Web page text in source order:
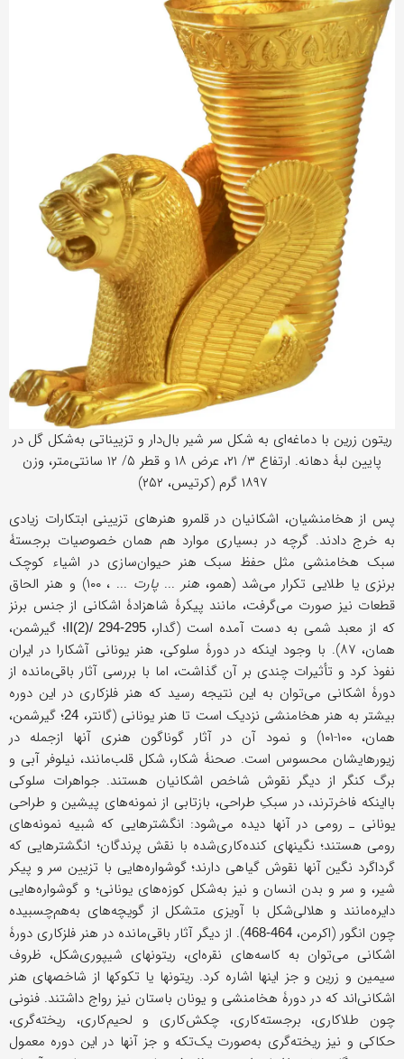
ریتون زرین با دماغه‌ای به شکل سر شیر بال‌دار و تزییناتی به‌شکل گل در
پایین لبۀ دهانه. ارتفاع ۳/ ۲۱، عرض ۱۸ و قطر ۵/ ۱۲ سانتی‌متر، وزن
۱۸۹۷ گرم (کرتیس، ۲۵۲)
پس از هخامنشیان، اشکانیان در قلمرو هنرهای تزیینی ابتکارات زیادی
به خرج دادند. گرچه در بسیاری موارد هم همان خصوصیات برجستۀ
سبک هخامنشی مثل حفظ سبک هنر حیوان‌سازی در اشیاء کوچک
برنزی یا طلایی تکرار می‌شد (همو،هنر ...پارت
... ، ۱۰۰) و هنر الحاق
قطعات نیز صورت می‌گرفت، مانند پيکرۀ شاهزادۀ اشکانی از جنس برنز
که از معبد شمی به دست آمده است (گدار،
؛ گیرشمن،
همان، ۸۷). با وجود اینکه در دورۀ سلوکی، هنر یونانی آشکارا در ایران
نفوذ کرد و تأثیرات چندی بر آن گذاشت، اما با بررسی آثار باقی‌مانده از
دورۀ اشکانی می‌توان به این نتیجه رسید که هنر فلزکاری در این دوره
بیشتر به هنر هخامنشی نزدیک است تا هنر یونانی (گانتر، 24؛ گیرشمن،
همان، ۱۰۰-۱۰۱) و نمود آن در آثار گوناگون هنری آنها ازجمله در
زیورهایشان محسوس است. صحنۀ شکار، شکل قلب‌مانند، نیلوفر آبی و
برگ کنگر از دیگر نقوش شاخص اشکانیان هستند. جواهرات سلوکی
بااینکه فاخرترند، در سبکِ طراحی، بازتابی از نمونه‌های پیشین و طراحی
یونانی ـ رومی در آنها دیده می‌شود: انگشترهایی که شبیه نمونه‌های
رومی هستند؛ نگینهای کنده‌کاری‌شده با نقش پرندگان؛ انگشترهایی که
گرداگرد نگین آنها نقوش گیاهی دارند؛ گوشواره‌هایی با تزیین سر و پیکر
شیر، و سر و بدن انسان و نیز به‌شکل کوزه‌های یونانی؛ و گوشواره‌هایی
دایره‌مانند و هلالی‌شکل با آویزی متشکل از گویچه‌های به‌هم‌چسبیده
چون انگور (اکرمن، 464-468
). از دیگر آثار باقی‌مانده در هنر فلزکاری دورۀ
اشکانی می‌توان به کاسه‌های نقره‌ای، ریتونهای شیپوری‌شکل، ظروف
سیمین و زرین و جز اینها اشاره کرد. ریتونها یا تکوکها از شاخصهای هنر
اشکانی‌اند که در دورۀ هخامنشی و یونان باستان نیز رواج داشتند. فنونی
چون طلاکاری، برجسته‌کاری، چکش‌کاری و لحیم‌کاری، ریخته‌گری،
حکاکی و نیز ریخته‌گری به‌صورت یک‌تکه و جز آنها در این دوره معمول